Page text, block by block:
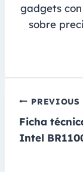
gadgets
sobre
de
PREVIOUS
Ficha
Intel